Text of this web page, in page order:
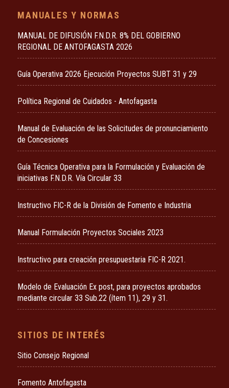
MANUALES Y NORMAS
MANUAL DE DIFUSIÓN F.N.D.R. 8% DEL GOBIERNO
REGIONAL DE ANTOFAGASTA 2026
Guía Operativa 2026 Ejecución Proyectos SUBT 31 y 29
Política Regional de Cuidados - Antofagasta
Manual de Evaluación de las Solicitudes de pronunciamiento
de Concesiones
Guía Técnica Operativa para la Formulación y Evaluación de
iniciativas F.N.D.R. Vía Circular 33
Instructivo FIC-R de la División de Fomento e Industria
Manual Formulación Proyectos Sociales 2023
Instructivo para creación presupuestaria FIC-R 2021.
Modelo de Evaluación Ex post, para proyectos aprobados
mediante circular 33 Sub.22 (ítem 11), 29 y 31.
SITIOS DE INTERÉS
Sitio Consejo Regional
Fomento Antofagasta